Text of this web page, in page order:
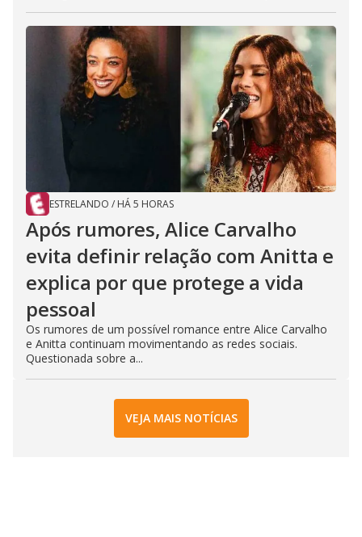
ESTRELANDO / HÁ 5 HORAS
Após rumores, Alice Carvalho
evita definir relação com Anitta e
explica por que protege a vida
pessoal
Os rumores de um possível romance entre Alice Carvalho
e Anitta continuam movimentando as redes sociais.
Questionada sobre a...
VEJA MAIS NOTÍCIAS